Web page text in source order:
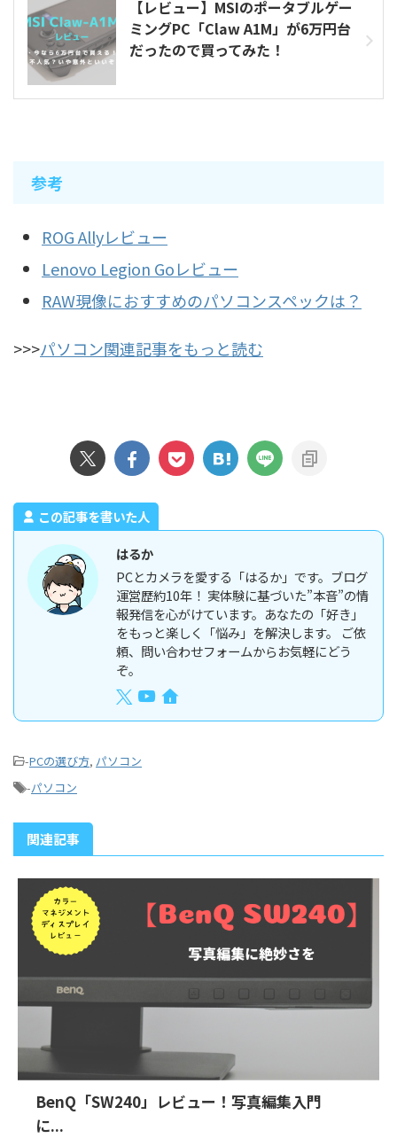
【レビュー】MSIのポータブルゲー
ミングPC「Claw A1M」が6万円台
だったので買ってみた！
参考
ROG Allyレビュー
Lenovo Legion Goレビュー
RAW現像におすすめのパソコンスペックは？
>>>パソコン関連記事をもっと読む
この記事を書いた人
はるか
PCとカメラを愛する「はるか」です。ブログ
運営歴約10年！ 実体験に基づいた”本音”の情
報発信を心がけています。あなたの「好き」
をもっと楽しく「悩み」を解決します。 ご依
頼、問い合わせフォームからお気軽にどう
ぞ。
-PCの選び方, パソコン
-パソコン
関連記事
BenQ「SW240」レビュー！写真編集入門
に...